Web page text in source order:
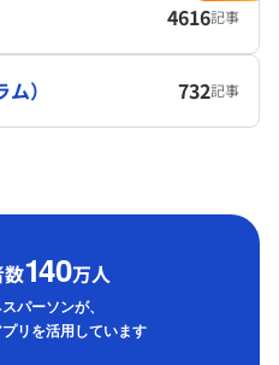
4616記事
） 732記事
140万人
パーソンが、
リを活用しています